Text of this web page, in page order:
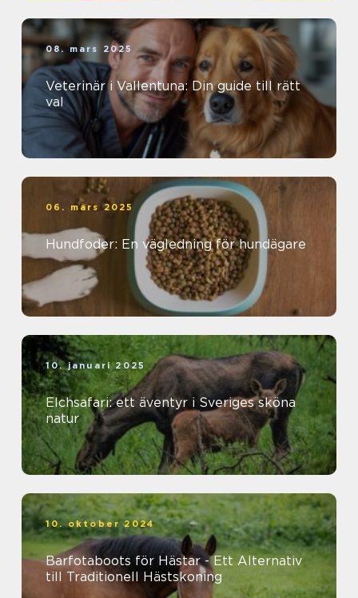
08. mars 2025
Veterinär i Vallentuna: Din guide till rätt
val
06. mars 2025
Hundfoder: En vägledning för hundägare
10. januari 2025
Elchsafari: ett äventyr i Sveriges sköna
natur
10. oktober 2024
Barfotaboots för Hästar - Ett Alternativ
till Traditionell Hästskoning